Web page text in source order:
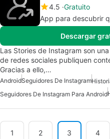
4.5 Gratuito
App para descubrir
Descargar
Las Stories de Instagram son
de redes sociales publiquen
Gracias a ello,…
AndroidSeguidores De Instagram
Seguidores De Instagram Para Android
1 2 3 4